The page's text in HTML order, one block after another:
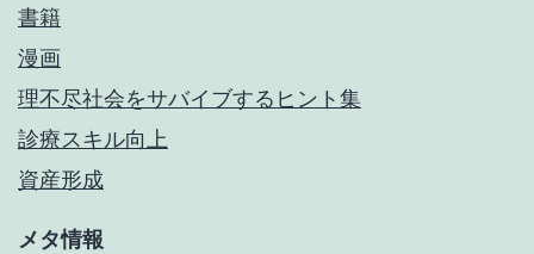
書籍
漫画
理不尽社会をサバイブするヒント集
診療スキル向上
資産形成
メタ情報